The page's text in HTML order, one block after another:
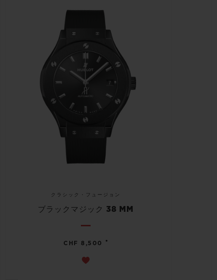
クラシック・フュージョン
ブラックマジック 38 MM
CHF 8,500 •